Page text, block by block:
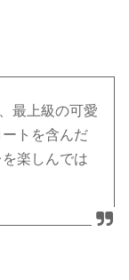
最上級の可愛
トを含んだ
楽しんでは